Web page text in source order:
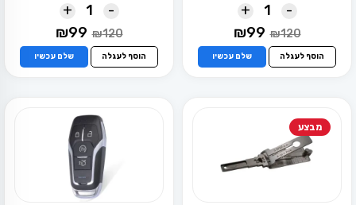
-
+
₪120
המחיר
היה:
₪120.
₪99
הוא:
₪99.
הוסף לעגלה שלם עכשיו
-
+
₪120
המחיר
היה:
₪120.
₪99
הוא:
₪99.
הוסף לעגלה שלם עכשיו
מבצע